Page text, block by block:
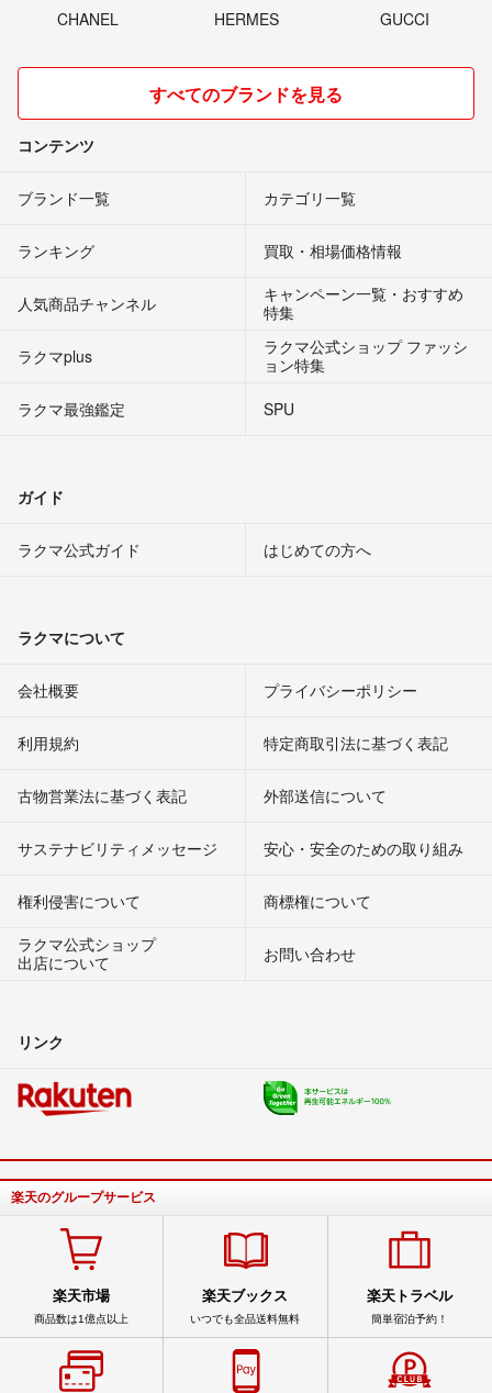
CHANEL HERMES GUCCI
すべてのブランドを見る
コンテンツ
ブランド一覧 カテゴリ一覧
ランキング 買取・相場価格情報
人気商品チャンネル
キャンペーン一覧・おすすめ
特集
ラクマplus
ラクマ公式ショップ ファッシ
ョン特集
ラクマ最強鑑定
SPU
ガイド
ラクマ公式ガイド はじめての方へ
ラクマについて
会社概要 プライバシーポリシー
利用規約 特定商取引法に基づく表記
古物営業法に基づく表記 外部送信について
サステナビリティメッセージ 安心・安全のための取り組み
権利侵害について
商標権について
ラクマ公式ショップ
出店について
お問い合わせ
リンク
楽天のグループサービス
楽天市場
商品数は1億点以上
楽天ブックス
いつでも全品送料無料
楽天トラベル
簡単宿泊予約！